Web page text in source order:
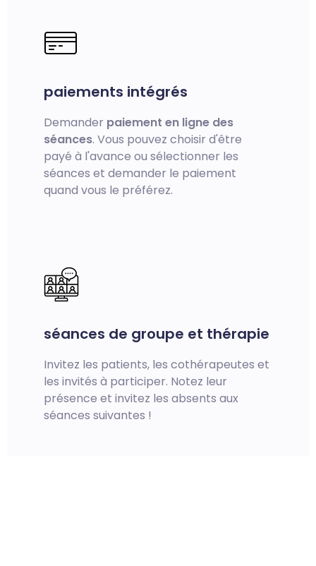
paiements intégrés
Demander paiement en ligne des
séances. Vous pouvez choisir d'être
payé à l'avance ou sélectionner les
séances et demander le paiement
quand vous le préférez.
séances de groupe et thérapie
Invitez les patients, les cothérapeutes et
les invités à participer. Notez leur
présence et invitez les absents aux
séances suivantes !